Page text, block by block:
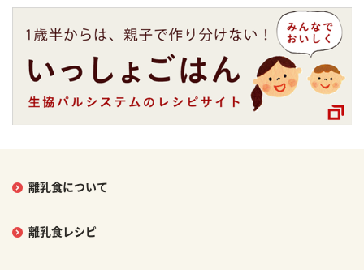
離乳食について
離乳食レシピ